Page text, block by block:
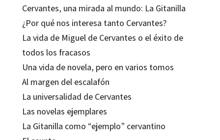
Cervantes, una mirada al mundo: La Gitanilla
¿Por qué nos interesa tanto Cervantes?
La vida de Miguel de Cervantes o el éxito de
todos los fracasos
Una vida de novela, pero en varios tomos
Al margen del escalafón
La universalidad de Cervantes
Las novelas ejemplares
La Gitanilla como “ejemplo” cervantino